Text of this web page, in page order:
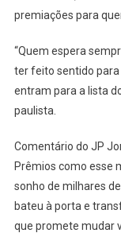
premiações para
“Quem espera
ter feito sentido para
entram para a lista
paulista.
Comentário do JP
Prêmios como esse
sonho de milhares
bateu à porta e
que promete mudar